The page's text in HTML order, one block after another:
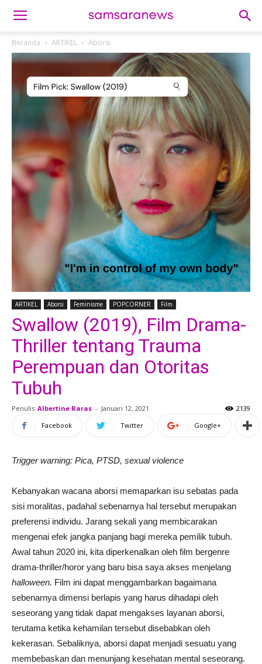
Beranda ARTIKEL Aborsi
ARTIKEL Aborsi Feminisme POPCORNER Film
Swallow (2019), Film Drama-
Thriller tentang Trauma
Perempuan dan Otoritas
Tubuh
Penulis Albertine Raras - Januari 12, 2021
2139
Facebook
Twitter Google+
Trigger warning: Pica, PTSD, sexual violence
Kebanyakan wacana aborsi memaparkan isu sebatas pada
sisi moralitas, padahal sebenarnya hal tersebut merupakan
preferensi individu. Jarang sekali yang membicarakan
mengenai efek jangka panjang bagi mereka pemilik tubuh.
Awal tahun 2020 ini, kita diperkenalkan oleh film bergenre
drama-thriller/horor yang baru bisa saya akses menjelang
halloween. Film ini dapat menggambarkan bagaimana
sebenarnya dimensi berlapis yang harus dihadapi oleh
seseorang yang tidak dapat mengakses layanan aborsi,
terutama ketika kehamilan tersebut disebabkan oleh
kekerasan. Sebaliknya, aborsi dapat menjadi sesuatu yang
membebaskan dan menunjang kesehatan mental seseorang.